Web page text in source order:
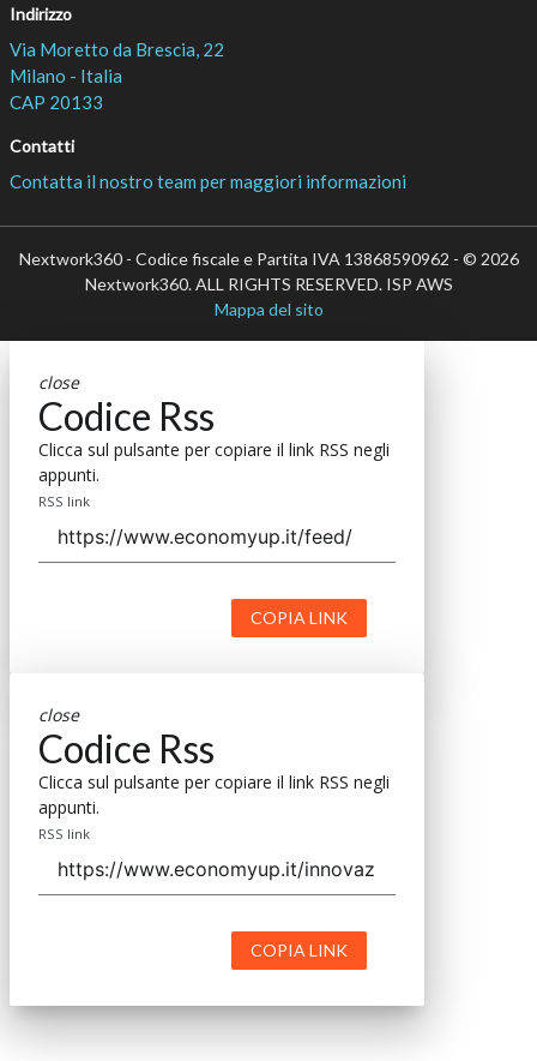
Indirizzo
Via Moretto da Brescia, 22
Milano - Italia
CAP 20133
Contatti
Contatta il nostro team per maggiori informazioni
Nextwork360 - Codice fiscale e Partita IVA 13868590962 - © 2026
Nextwork360. ALL RIGHTS RESERVED. ISP AWS
Mappa del sito
close
Codice Rss
Clicca sul pulsante per copiare il link RSS negli
appunti.
RSS link
COPIA LINK
close
Codice Rss
Clicca sul pulsante per copiare il link RSS negli
appunti.
RSS link
COPIA LINK